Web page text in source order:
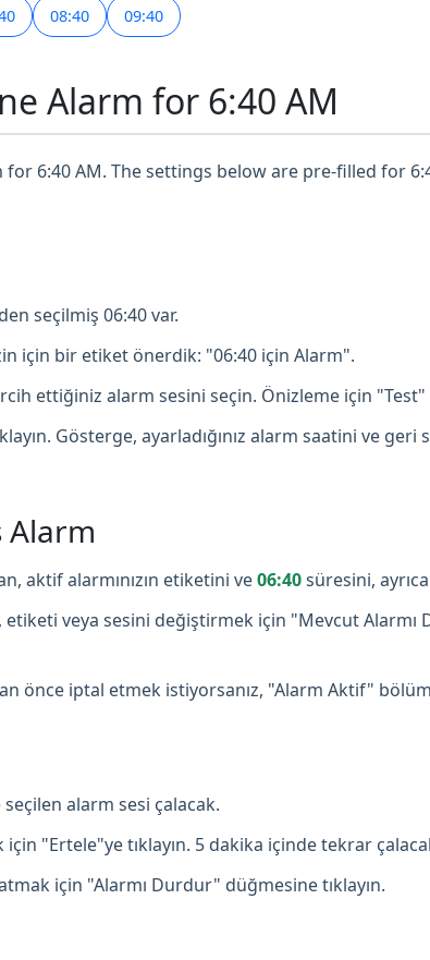
08:40 09:40
Alarm for 6:40 AM
6:40 AM. The settings below are pre-filled for
seçilmiş 06:40 var.
için bir etiket önerdik: "06:40 için Alarm".
ettiğiniz alarm sesini seçin. Önizleme için
Gösterge, ayarladığınız alarm saatini ve geri
Alarm
aktif alarmınızın etiketini ve06:40süresini,
etiketi veya sesini değiştirmek için "Mevcut
önce iptal etmek istiyorsanız, "Alarm Aktif"
alarm sesi çalacak.
"Ertele"ye tıklayın. 5 dakika içinde tekrar
için "Alarmı Durdur" düğmesine tıklayın.